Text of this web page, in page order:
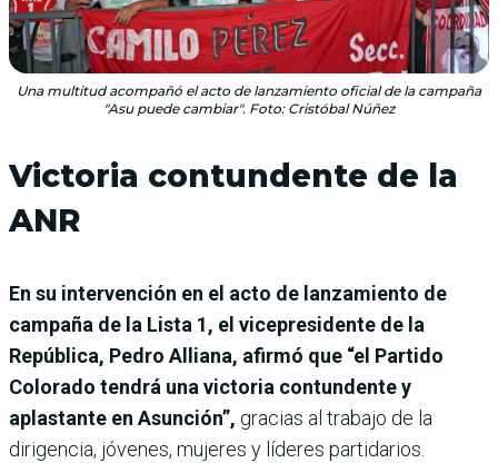
Una multitud acompañó el acto de lanzamiento oficial de la campaña
"Asu puede cambiar". Foto: Cristóbal Núñez
Victoria contundente de la
ANR
En su intervención en el acto de lanzamiento de
campaña de la Lista 1, el vicepresidente de la
República, Pedro Alliana, afirmó que “el Partido
Colorado tendrá una victoria contundente y
aplastante en Asunción”, gracias al trabajo de la
dirigencia, jóvenes, mujeres y líderes partidarios.